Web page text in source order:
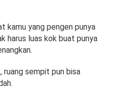
kamu yang pengen punya
harus luas kok buat punya
ruang sempit pun bisa